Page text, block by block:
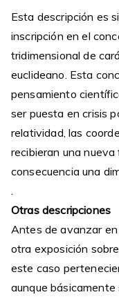
Esta descripción es
inscripción en el
tridimensional de
euclideano. Esta
pensamiento
ser puesta en crisis
relatividad, las
recibieran una
consecuencia una
.
Otras descripciones
Antes de avanzar
otra exposición
este caso
aunque